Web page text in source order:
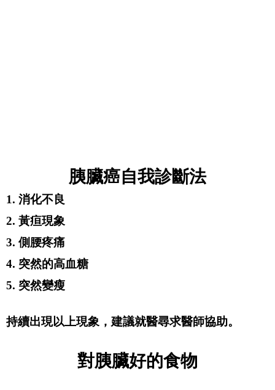
胰臟癌自我診斷法
1. 消化不良
2. 黃疸現象
3. 側腰疼痛
4. 突然的高血糖
5. 突然變瘦
持續出現以上現象，建議就醫尋求醫師協助。
對胰臟好的食物